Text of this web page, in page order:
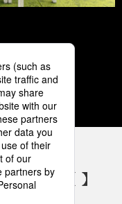
5
アカウント